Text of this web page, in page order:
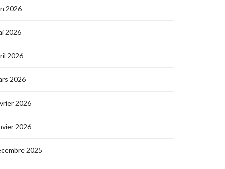
2026
2026
2026
2026
2026
2026
2025